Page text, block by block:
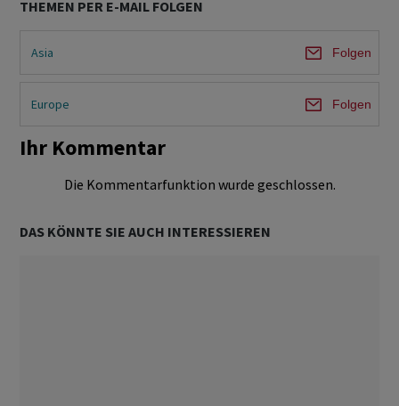
THEMEN PER E-MAIL FOLGEN
Asia Folgen
Europe Folgen
Ihr Kommentar
Die Kommentarfunktion wurde geschlossen.
DAS KÖNNTE SIE AUCH INTERESSIEREN